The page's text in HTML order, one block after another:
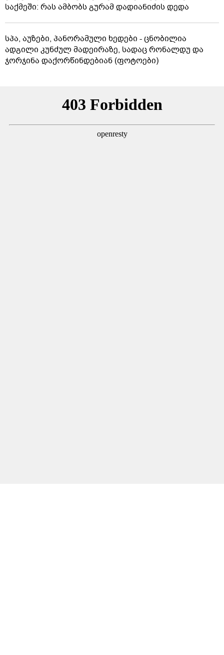
საქმეში: რას ამბობს გურამ დადიანიძის დედა
სპა, აუზები, პანორამული ხედები - ცნობილია
ადგილი კუნძულ მადეირაზე, სადაც რონალდუ და
ჯორჯინა დაქორწინდებიან (ფოტოები)